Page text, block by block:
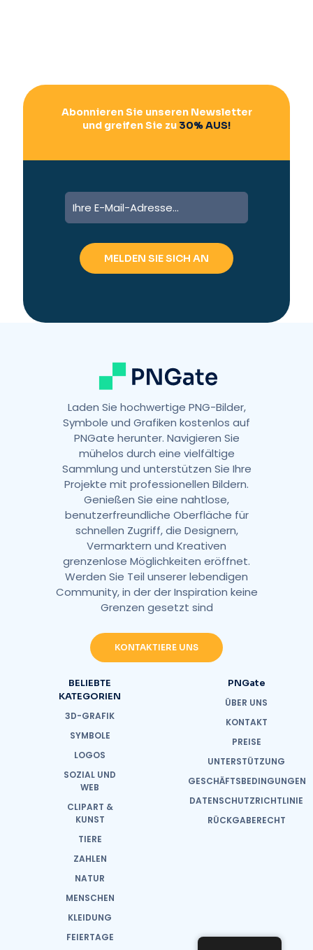
Abonnieren Sie unseren Newsletter
und greifen Sie zu 30% AUS!
Laden Sie hochwertige PNG-Bilder,
Symbole und Grafiken kostenlos auf
PNGate herunter. Navigieren Sie
mühelos durch eine vielfältige
Sammlung und unterstützen Sie Ihre
Projekte mit professionellen Bildern.
Genießen Sie eine nahtlose,
benutzerfreundliche Oberfläche für
schnellen Zugriff, die Designern,
Vermarktern und Kreativen
grenzenlose Möglichkeiten eröffnet.
Werden Sie Teil unserer lebendigen
Community, in der der Inspiration keine
Grenzen gesetzt sind
KONTAKTIERE UNS
BELIEBTE
KATEGORIEN
3D-GRAFIK
SYMBOLE
LOGOS
SOZIAL UND
WEB
CLIPART &
KUNST
TIERE
ZAHLEN
NATUR
MENSCHEN
KLEIDUNG
FEIERTAGE
PNGate
ÜBER UNS
KONTAKT
PREISE
UNTERSTÜTZUNG
GESCHÄFTSBEDINGUNGEN
DATENSCHUTZRICHTLINIE
RÜCKGABERECHT